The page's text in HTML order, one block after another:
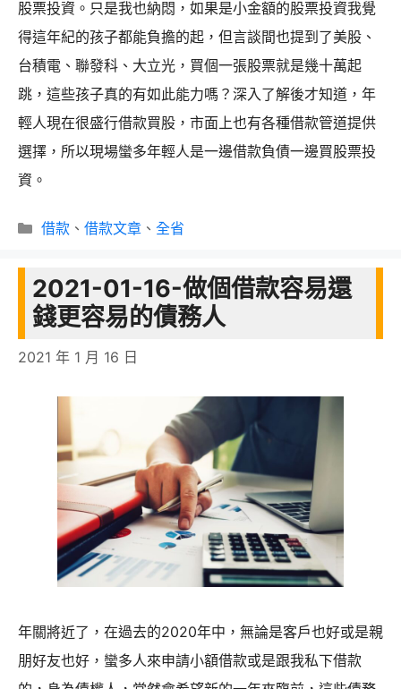
股票投資。只是我也納悶，如果是小金額的股票投資我覺
得這年紀的孩子都能負擔的起，但言談間也提到了美股、
台積電、聯發科、大立光，買個一張股票就是幾十萬起
跳，這些孩子真的有如此能力嗎？深入了解後才知道，年
輕人現在很盛行借款買股，市面上也有各種借款管道提供
選擇，所以現場蠻多年輕人是一邊借款負債一邊買股票投
資。
分
借款、 借款文章、 全省
2021-01-16-做個借款容易還
錢更容易的債務人
2021 年 1 月 16 日
年關將近了，在過去的2020年中，無論是客戶也好或是親
朋好友也好，蠻多人來申請小額借款或是跟我私下借款